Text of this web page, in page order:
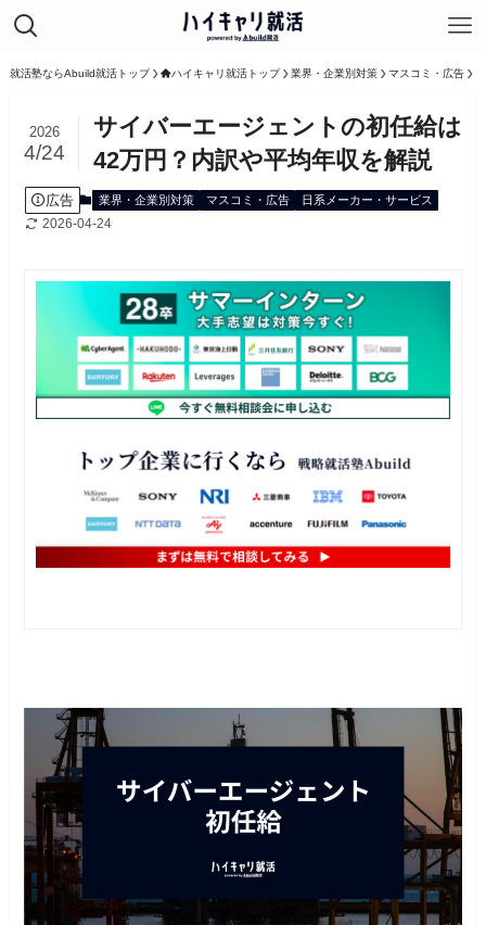
就活塾ならAbuild就活トップ ハイキャリ就活トップ 業界・企業別対策 マスコミ・広告
サイバーエージェントの初任給は
42万円？内訳や平均年収を解説
2026
4/24
広告 業界・企業別対策 マスコミ・広告 日系メーカー・サービス
2026-04-24